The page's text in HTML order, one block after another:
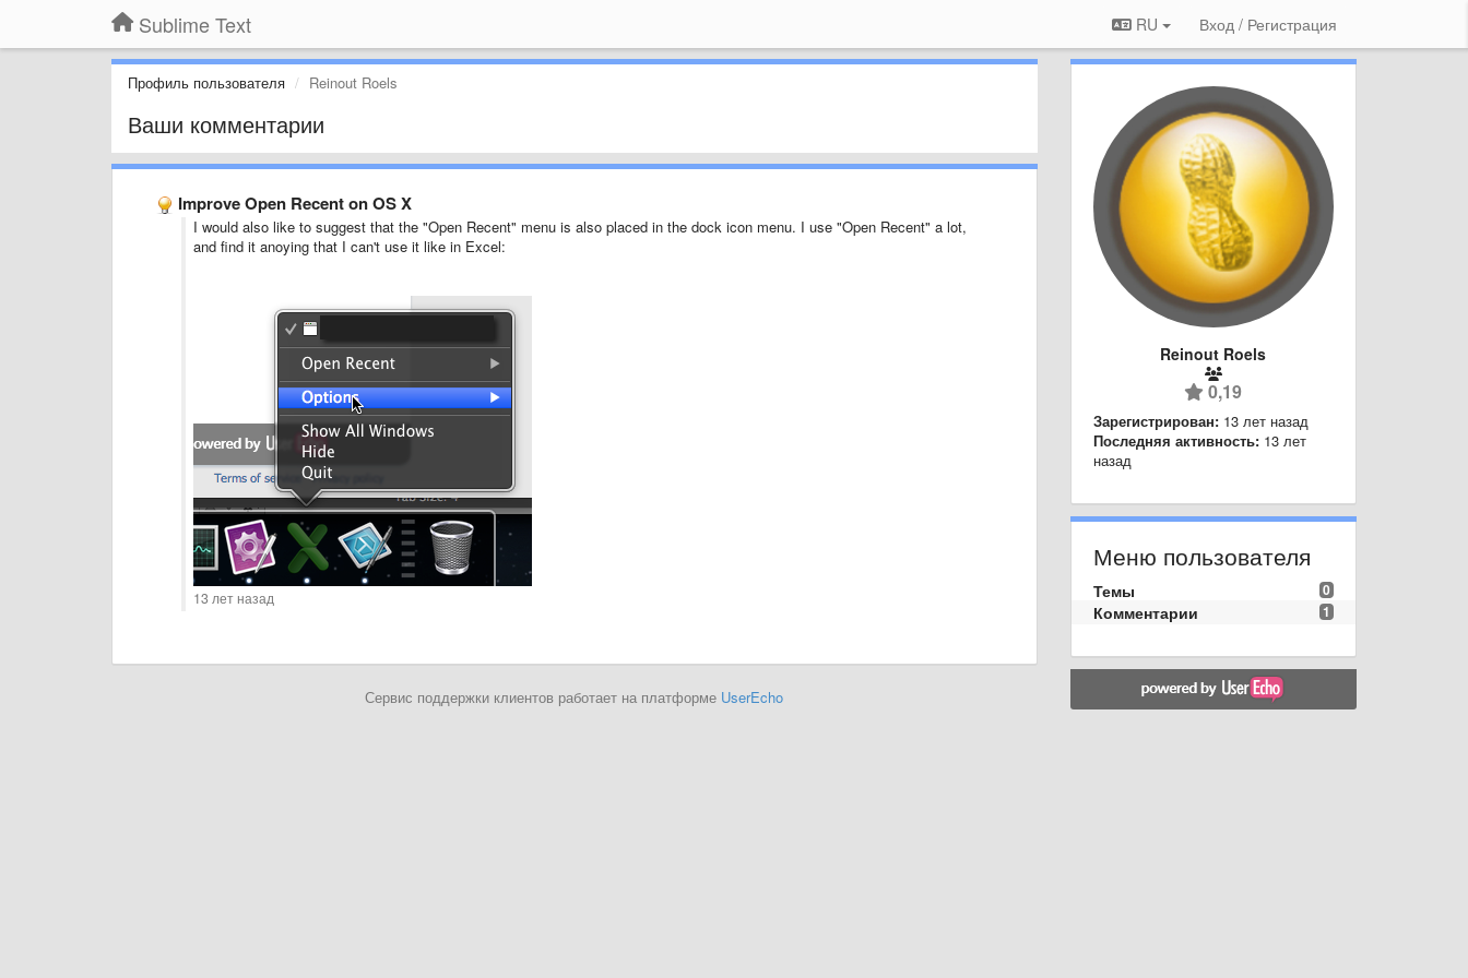
Sublime Text RU Вход / Регистрация
Профиль пользователя Reinout Roels
Ваши комментарии
Improve Open Recent on OS X
I would also like to suggest that the "Open Recent" menu is also placed in the dock icon menu. I use "Open Recent" a lot,
and find it anoying that I can't use it like in Excel:
13 лет назад
Сервис поддержки клиентов работает на платформе UserEcho
Reinout Roels
0,19
Зарегистрирован: 13 лет назад
Последняя активность: 13 лет
назад
Меню пользователя
0
Темы
1
Комментарии